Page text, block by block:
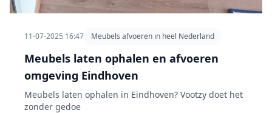
11-07-2025 16:47 Meubels afvoeren in heel Nederland
Meubels laten ophalen en afvoeren
omgeving Eindhoven
Meubels laten ophalen in Eindhoven? Vootzy doet het
zonder gedoe